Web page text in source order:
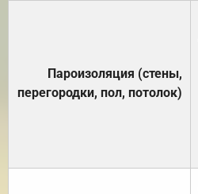
Пароизоляция (стены,
перегородки, пол, потолок)